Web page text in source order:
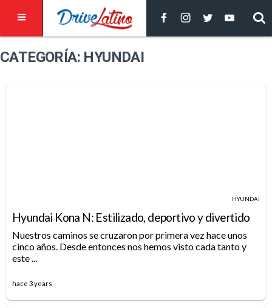
CATEGORÍA: HYUNDAI
HYUNDAI
Hyundai Kona N: Estilizado, deportivo y divertido
Nuestros caminos se cruzaron por primera vez hace unos
cinco años. Desde entonces nos hemos visto cada tanto y
este ...
hace 3 years